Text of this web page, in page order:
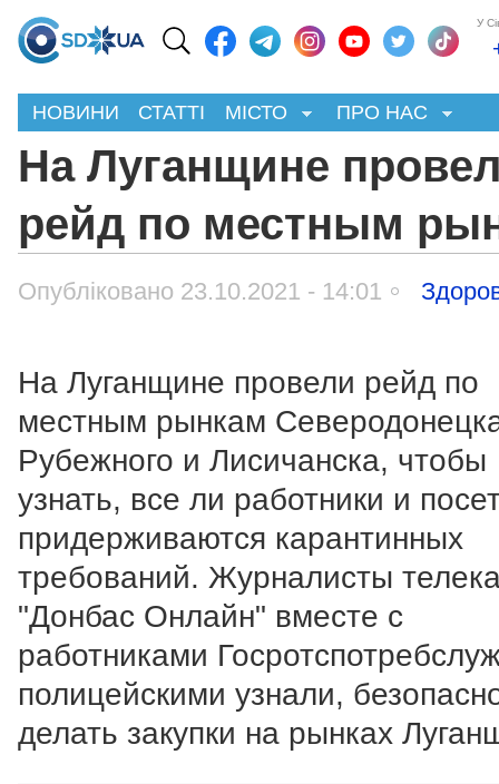
У
НОВИНИ СТАТТІ МІСТО ПРО НАС
На Луганщине
рейд по местным
Опубліковано 23.10.2021 - 14:01
На Луганщине провели рейд по
местным рынкам
Рубежного и Лисичанска, чтобы
узнать, все ли работники и
придерживаются карантинных
требований. Журналисты
"Донбас Онлайн" вместе с
работниками
полицейскими узнали,
делать закупки на рынках